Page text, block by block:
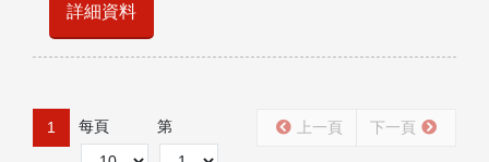
詳細資料
1 每頁 第 上一頁 下一頁